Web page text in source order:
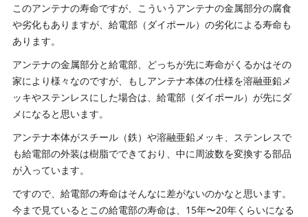
このアンテナの寿命ですが、こういうアンテナの金属部分の腐食
や劣化もありますが、給電部（ダイポール）の劣化による寿命も
あります。
アンテナの金属部分と給電部、どっちが先に寿命がくるかはその
家により様々なのですが、もしアンテナ本体の仕様を溶融亜鉛メ
ッキやステンレスにした場合は、給電部（ダイポール）が先にダ
メになると思います。
アンテナ本体がスチール（鉄）や溶融亜鉛メッキ、ステンレスで
も給電部の外装は樹脂でできており、中に周波数を変換する部品
が入っています。
ですので、給電部の寿命はそんなに差がないのかなと思います。
今まで見ているとこの給電部の寿命は、15年〜20年くらいになる